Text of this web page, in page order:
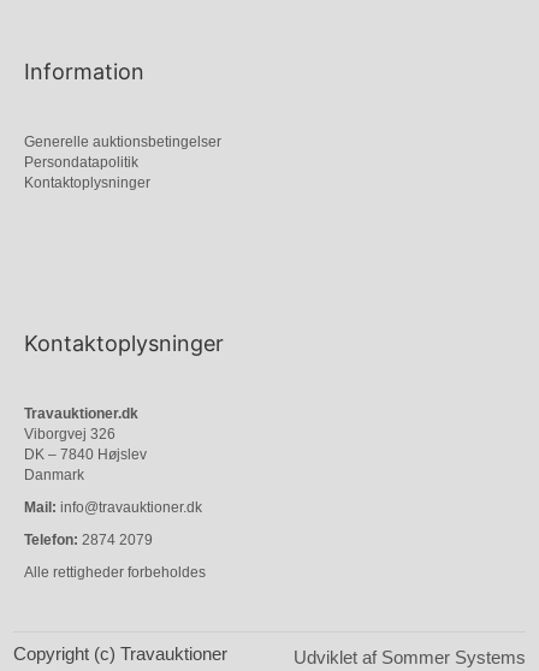
Information
Generelle auktionsbetingelser
Persondatapolitik
Kontaktoplysninger
Kontaktoplysninger
Travauktioner.dk
Viborgvej 326
DK – 7840 Højslev
Danmark
Mail: info@travauktioner.dk
Telefon: 2874 2079
Alle rettigheder forbeholdes
Copyright (c) Travauktioner Udviklet af Sommer Systems